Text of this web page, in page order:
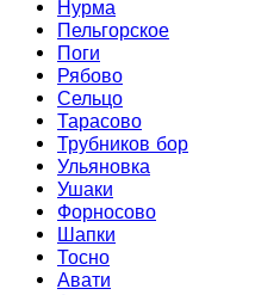
Нурма
Пельгорское
Поги
Рябово
Сельцо
Тарасово
Трубников бор
Ульяновка
Ушаки
Форносово
Шапки
Тосно
Авати